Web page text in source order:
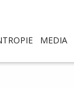
MEDIA